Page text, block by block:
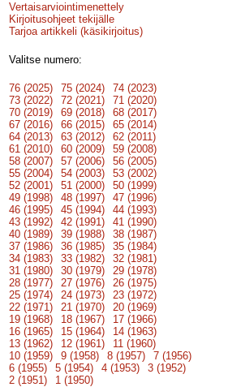
Vertaisarviointimenettely
Kirjoitusohjeet tekijälle
Tarjoa artikkeli (käsikirjoitus)
Valitse numero:
76 (2025) 75 (2024)
74 (2023)
73 (2022)
72 (2021)
71 (2020)
70 (2019)
69 (2018)
68 (2017)
67 (2016)
66 (2015)
65 (2014)
64 (2013)
63 (2012)
62 (2011)
61 (2010)
60 (2009)
59 (2008)
58 (2007)
57 (2006)
56 (2005)
55 (2004)
54 (2003)
53 (2002)
52 (2001)
51 (2000)
50 (1999)
49 (1998)
48 (1997)
47 (1996)
46 (1995)
45 (1994)
44 (1993)
43 (1992)
42 (1991)
41 (1990)
40 (1989)
39 (1988)
38 (1987)
37 (1986)
36 (1985)
35 (1984)
34 (1983)
33 (1982)
32 (1981)
31 (1980)
30 (1979)
29 (1978)
28 (1977)
27 (1976)
26 (1975)
25 (1974)
24 (1973)
23 (1972)
22 (1971)
21 (1970)
20 (1969)
19 (1968)
18 (1967)
17 (1966)
16 (1965)
15 (1964)
14 (1963)
13 (1962)
12 (1961)
11 (1960)
10 (1959)
9 (1958) 8 (1957)
7 (1956)
6 (1955)
5 (1954) 4 (1953)
3 (1952)
2 (1951)
1 (1950)